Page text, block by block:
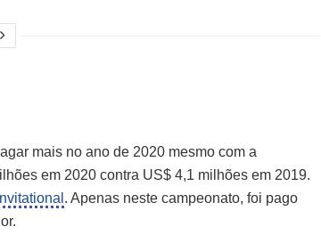
mais no ano de 2020 mesmo com a
em 2020 contra US$ 4,1 milhões em 2019.
. Apenas neste campeonato, foi pago